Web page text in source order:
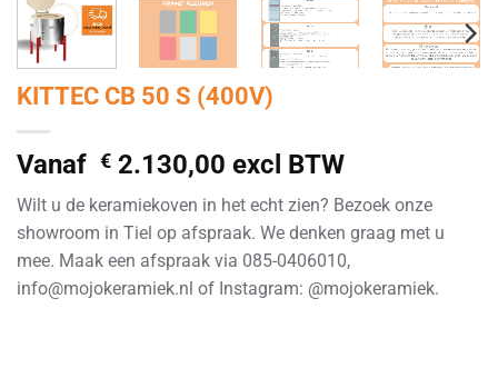
KITTEC CB 50 S (400V)
Vanaf € 2.130,00 excl BTW
Wilt u de keramiekoven in het echt zien? Bezoek onze
showroom in Tiel op afspraak. We denken graag met u
mee. Maak een afspraak via 085-0406010,
info@mojokeramiek.nl of Instagram: @mojokeramiek.